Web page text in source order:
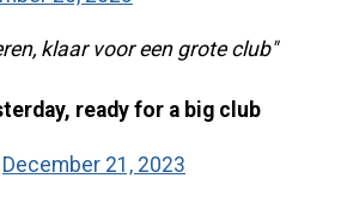
klaar voor een grote club"
ready for a big club
December 21, 2023